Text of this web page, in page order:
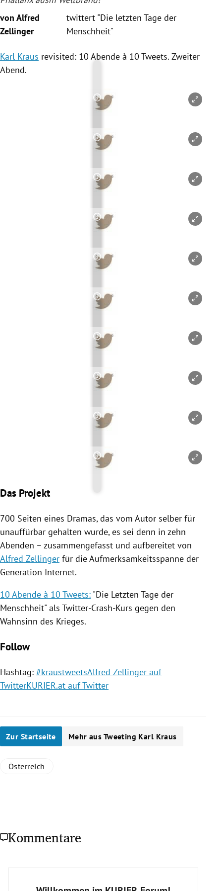
von Alfred
Zellinger
twittert "Die letzten Tage der
Menschheit"
Karl Kraus revisited: 10 Abende à 10 Tweets. Zweiter
Abend.
Copyright-Hinweis öffnen/
Copyright-Hinweis öffnen/
Copyright-Hinweis öffnen/
Copyright-Hinweis öffnen/
Copyright-Hinweis öffnen/
Copyright-Hinweis öffnen/
Copyright-Hinweis öffnen/
Copyright-Hinweis öffnen/
Copyright-Hinweis öffnen/
Copyright-Hinweis öffnen/
Das Projekt
700 Seiten eines Dramas, das vom Autor selber für
unauffürbar gehalten wurde, es sei denn in zehn
Abenden – zusammengefasst und aufbereitet von
Alfred Zellinger für die Aufmerksamkeitsspanne der
Generation Internet.
10 Abende à 10 Tweets: "Die Letzten Tage der
Menschheit" als Twitter-Crash-Kurs gegen den
Wahnsinn des Krieges.
Follow
Hashtag: #kraustweetsAlfred Zellinger auf
TwitterKURIER.at auf Twitter
Zur Startseite Mehr aus Tweeting Karl Kraus
Österreich
Kommentare